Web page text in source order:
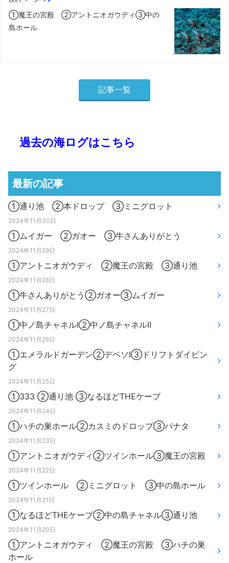
①魔王の宮殿 ②アントニオガウディ③中の
島ホール
記事一覧
過去の海ログはこちら
最新の記事
①通り池 ②本ドロップ ③ミニグロット
2024年11月30日
①ムイガー ②ガオー ③牛さんありがとう
2024年11月29日
①アントニオガウディ ②魔王の宮殿 ③通り池
2024年11月28日
①牛さんありがとう②ガオー③ムイガー
2024年11月27日
①中ノ島チャネルⅠ②中ノ島チャネルⅡ
2024年11月26日
①エメラルドガーデン②デベソⅠ③ドリフトダイビン
グ
2024年11月25日
①333 ②通り池 ③なるほどTHEケーブ
2024年11月24日
①ハチの巣ホール②カスミのドロップ③パナタ
2024年11月23日
①アントニオガウディ②ツインホール③魔王の宮殿
2024年11月22日
①ツインホール ②ミニグロット ③中の島ホール
2024年11月21日
①なるほどTHEケーブ②中の島チャネル③通り池
2024年11月20日
①アントニオガウディ ②魔王の宮殿 ③ハチの巣
ホール